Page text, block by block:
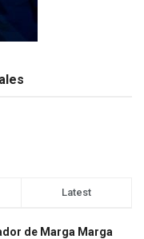
Latest
de Marga Marga